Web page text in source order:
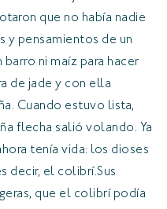
que no había nadie
y pensamientos de un
ni maíz para hacer
de jade y con ella
Cuando estuvo lista,
flecha salió volando. Ya
tenía vida: los dioses
decir, el colibrí.Sus
que el colibrí podía